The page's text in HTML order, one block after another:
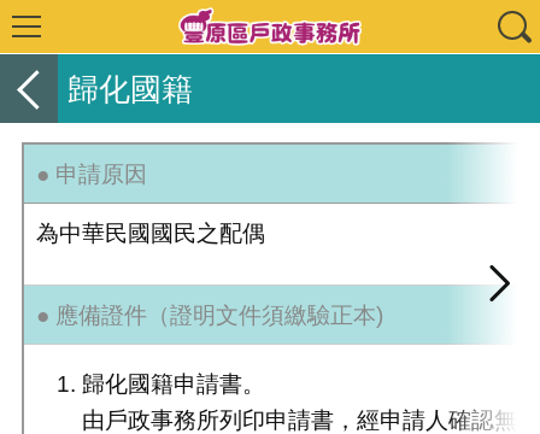
歸化國籍
● 申請原因
為中華民國國民之配偶
● 應備證件（證明文件須繳驗正本)
歸化國籍申請書。
由戶政事務所列印申請書，經申請人確認無